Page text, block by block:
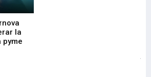
la
pyme